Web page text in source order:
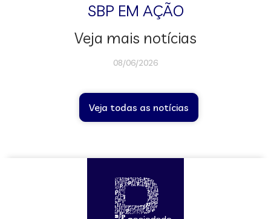
SBP EM AÇÃO
Veja mais notícias
08/06/2026
Veja todas as notícias